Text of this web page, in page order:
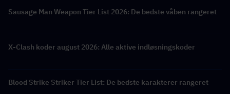
Sausage Man Weapon Tier List 2026: De bedste våben rangeret
X-Clash koder august 2026: Alle aktive indløsningskoder
Blood Strike Striker Tier List: De bedste karakterer rangeret